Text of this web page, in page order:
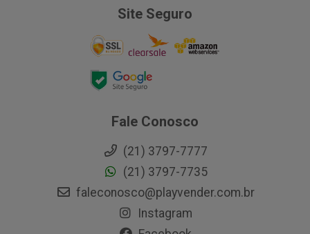
Site Seguro
Fale Conosco
(21) 3797-7777
(21) 3797-7735
faleconosco@playvender.com.br
Instagram